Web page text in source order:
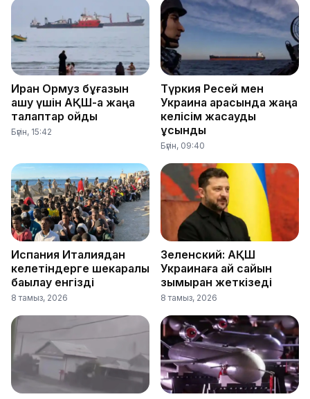
Иран Ормуз бұғазын
ашу үшін АҚШ-қа жаңа
талаптар қойды
Бүгін, 15:42
Түркия Ресей мен
Украина арасында жаңа
келісім жасауды
ұсынды
Бүгін, 09:40
Испания Италиядан
келетіндерге шекаралық
бақылау енгізді
8 тамыз, 2026
Зеленский: АҚШ
Украинаға ай сайын
зымыран жеткізеді
8 тамыз, 2026